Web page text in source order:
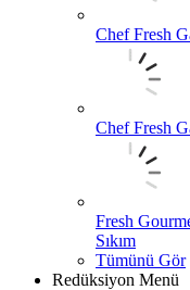
Chef Fresh
Chef Fresh
Fresh
Sıkım
Tümünü Gör
Redüksiyon Menü